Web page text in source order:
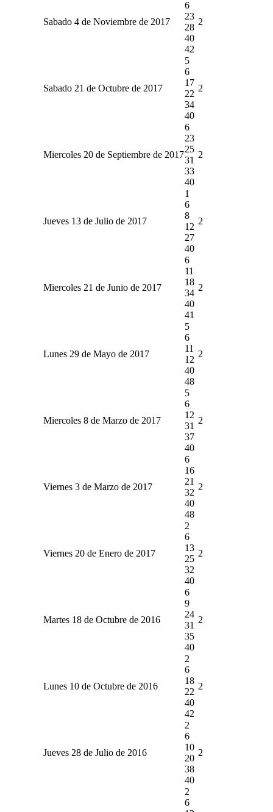
Sabado 4 de Noviembre de 2017
6
23
28
40
42
2
Sabado 21 de Octubre de 2017
5
6
17
22
34
40
2
Miercoles 20 de Septiembre de 2017
6
23
25
31
33
40
2
Jueves 13 de Julio de 2017
1
6
8
12
27
40
2
Miercoles 21 de Junio de 2017
6
11
18
34
40
41
2
Lunes 29 de Mayo de 2017
5
6
11
12
40
48
2
Miercoles 8 de Marzo de 2017
5
6
12
31
37
40
2
Viernes 3 de Marzo de 2017
6
16
21
32
40
48
2
Viernes 20 de Enero de 2017
2
6
13
25
32
40
2
Martes 18 de Octubre de 2016
6
9
24
31
35
40
2
Lunes 10 de Octubre de 2016
2
6
18
22
40
42
2
Jueves 28 de Julio de 2016
2
6
10
20
38
40
2
2
6